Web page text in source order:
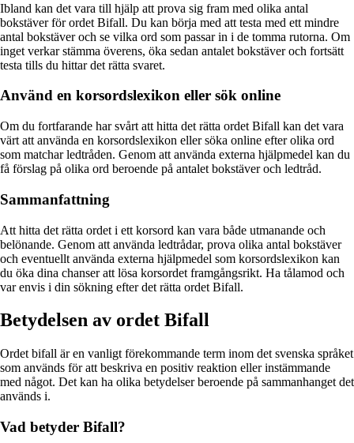
Ibland kan det vara till hjälp att prova sig fram med olika antal
bokstäver för ordet Bifall. Du kan börja med att testa med ett mindre
antal bokstäver och se vilka ord som passar in i de tomma rutorna. Om
inget verkar stämma överens, öka sedan antalet bokstäver och fortsätt
testa tills du hittar det rätta svaret.
Använd en korsordslexikon eller sök online
Om du fortfarande har svårt att hitta det rätta ordet Bifall kan det vara
värt att använda en korsordslexikon eller söka online efter olika ord
som matchar ledtråden. Genom att använda externa hjälpmedel kan du
få förslag på olika ord beroende på antalet bokstäver och ledtråd.
Sammanfattning
Att hitta det rätta ordet i ett korsord kan vara både utmanande och
belönande. Genom att använda ledtrådar, prova olika antal bokstäver
och eventuellt använda externa hjälpmedel som korsordslexikon kan
du öka dina chanser att lösa korsordet framgångsrikt. Ha tålamod och
var envis i din sökning efter det rätta ordet Bifall.
Betydelsen av ordet Bifall
Ordet bifall är en vanligt förekommande term inom det svenska språket
som används för att beskriva en positiv reaktion eller instämmande
med något. Det kan ha olika betydelser beroende på sammanhanget det
används i.
Vad betyder Bifall?